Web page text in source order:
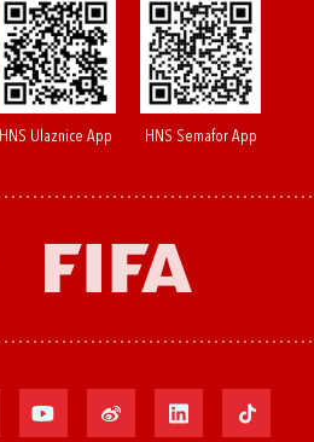
HNS Ulaznice App HNS Semafor App